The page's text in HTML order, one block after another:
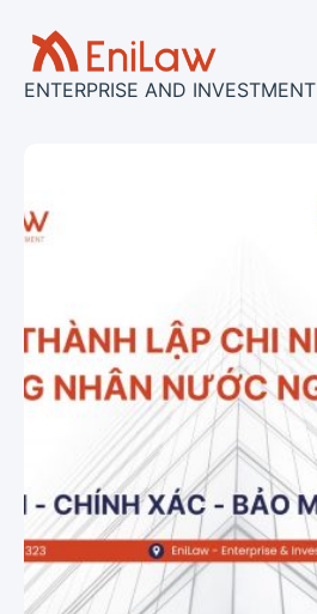
コ
ン
テ
キ
ッ
ENTERPRISE AND INVESTMENT